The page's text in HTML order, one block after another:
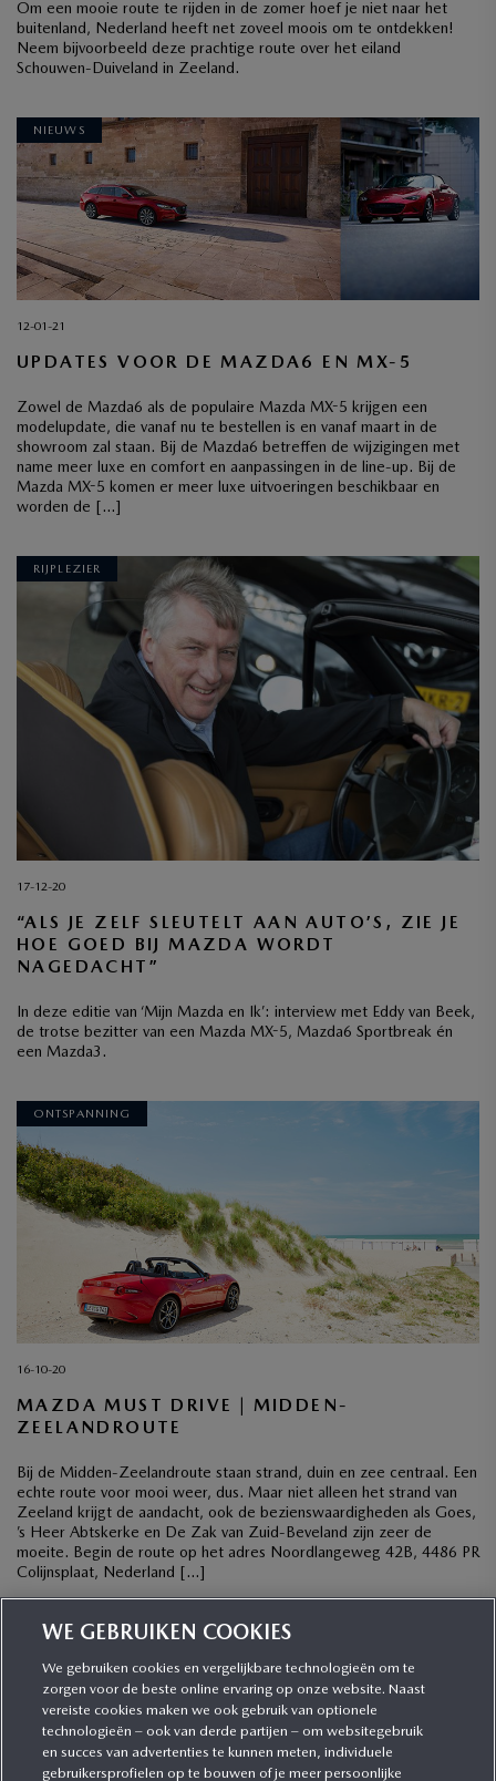
Om een mooie route te rijden in de zomer hoef je niet naar het
buitenland, Nederland heeft net zoveel moois om te ontdekken!
Neem bijvoorbeeld deze prachtige route over het eiland
Schouwen-Duiveland in Zeeland.
NIEUWS
12-01-21
UPDATES VOOR DE MAZDA6 EN MX-5
Zowel de Mazda6 als de populaire Mazda MX-5 krijgen een
modelupdate, die vanaf nu te bestellen is en vanaf maart in de
showroom zal staan. Bij de Mazda6 betreffen de wijzigingen met
name meer luxe en comfort en aanpassingen in de line-up. Bij de
Mazda MX-5 komen er meer luxe uitvoeringen beschikbaar en
worden de […]
RIJPLEZIER
17-12-20
“ALS JE ZELF SLEUTELT AAN AUTO’S, ZIE JE
HOE GOED BIJ MAZDA WORDT
NAGEDACHT”
In deze editie van ‘Mijn Mazda en Ik’: interview met Eddy van Beek,
de trotse bezitter van een Mazda MX-5, Mazda6 Sportbreak én
een Mazda3.
ONTSPANNING
16-10-20
MAZDA MUST DRIVE | MIDDEN-
ZEELANDROUTE
Bij de Midden-Zeelandroute staan strand, duin en zee centraal. Een
echte route voor mooi weer, dus. Maar niet alleen het strand van
Zeeland krijgt de aandacht, ook de bezienswaardigheden als Goes,
’s Heer Abtskerke en De Zak van Zuid-Beveland zijn zeer de
moeite. Begin de route op het adres Noordlangeweg 42B, 4486 PR
Colijnsplaat, Nederland […]
1 2 3 4 .. 8
CATEGORIEËN
MEER INFORMATIE
WE GEBRUIKEN COOKIES
We gebruiken cookies en vergelijkbare technologieën om te
zorgen voor de beste online ervaring op onze website. Naast
vereiste cookies maken we ook gebruik van optionele
technologieën – ook van derde partijen – om websitegebruik
en succes van advertenties te kunnen meten, individuele
gebruikersprofielen op te bouwen of je meer persoonlijke